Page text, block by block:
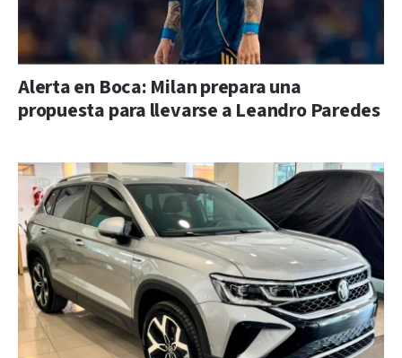
Alerta en Boca: Milan prepara una
propuesta para llevarse a Leandro Paredes